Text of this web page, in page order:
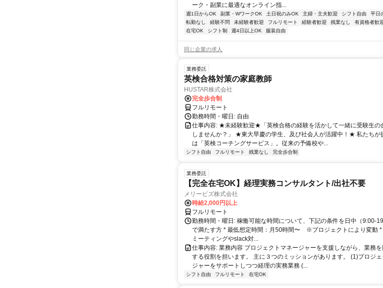
ーク・副業に最適なオンライン指...
週1日からOK 副業・WワークOK 土日祝のみOK 主婦・主夫歓迎 シフト自由
平日
転勤なし
経験不問 未経験者歓迎 フルリモート 経験者歓迎 残業なし 有資格者歓
在宅OK
シフト制 週4日以上OK 服装自由
同じ企業の求人
業務委託
英検合格対策の家庭教師
HUSTAR株式会社
完全歩合制
フルリモート
勤務時間・曜日: 自由
仕事内容: ★未経験歓迎★「英検合格の経験を活かして一緒に受験生の
しませんか？」 ★東大早慶の学生、及び社会人が活躍中！★ 私たちが
は「英検コーチングサービス」。従来の予備校や...
シフト自由 フルリモート 残業なし 完全歩合制
業務委託
【完全在宅OK】経理実務コンサルタント/出社不要
メリービズ株式会社
時給2,000円以上
フルリモート
勤務時間・曜日: 稼働可能な時間について、下記の条件を日中（9:00-
で満たす方 * 最低想定時間：月50時間〜 ※プロジェクトにより変動 *
ミーティングやslack対...
仕事内容: 業務内容 プロジェクトマネージャーを支援しながら、業務
する役割を担います。 主に３つのミッションがあります。 (1)プロジ
ジャーをサポートしつつ経理の実務業務 (...
シフト自由 フルリモート 在宅OK